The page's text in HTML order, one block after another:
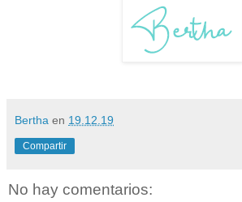
Bertha en 19.12.19
Compartir
No hay comentarios: